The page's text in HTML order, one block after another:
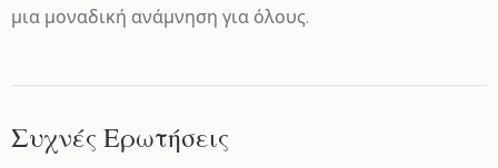
μια μοναδική ανάμνηση για όλους.
Συχνές Ερωτήσεις